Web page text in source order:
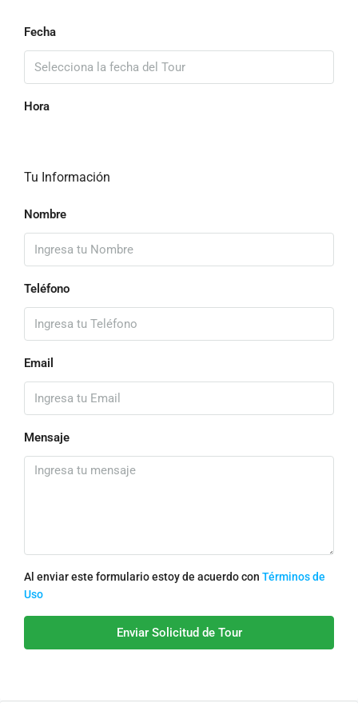
Fecha
Hora
Tu Información
Nombre
Teléfono
Email
Mensaje
Al enviar este formulario estoy de acuerdo con Términos de
Uso
Enviar Solicitud de Tour